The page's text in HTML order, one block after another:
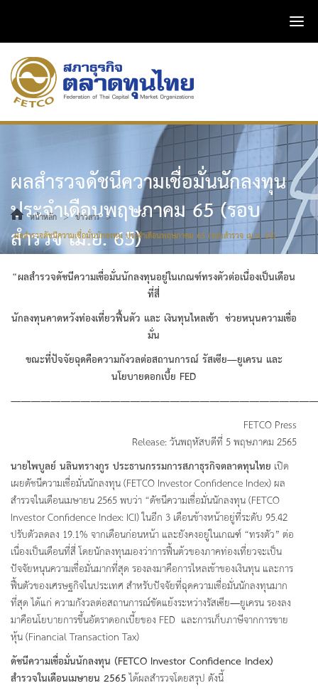
ผลสำรวจดัชนีความเชื่อมั่นนักลงทุน
ประจำเดือนพฤษภาคม 65 (รอบ
สำรวจ เม.ย. 65)
หน้าหลัก > ข่าวสาร >
ผลสำรวจดัชนีความเชื่อมั่นนักลงทุน ประจำเดือนพฤษภาคม 65 (รอบสำรวจ เม.ย. 65)
“ผลสำรวจดัชนีความเชื่อมั่นนักลงทุนอยู่ในเกณฑ์ทรงตัวต่อเนื่องเป็นเดือน
ที่สี่
นักลงทุนคาดหวังท่องเที่ยวฟื้นตัว และ เงินทุนไหลเข้า ช่วยหนุนความเชื่อ
มั่น
ขณะที่ปัจจัยฉุดคือความกังวลต่อสถานการณ์ รัสเซีย—ยูเครน และ
นโยบายดอกเบี้ย FED
FETCO Press
Release: วันพฤหัสบดีที่ 5 พฤษภาคม 2565
นายไพบูลย์ นลินทรางกูร ประธานกรรมการสภาธุรกิจตลาดทุนไทย เปิด
เผยดัชนีความเชื่อมั่นนักลงทุน (FETCO Investor Confidence Index) ผล
สำรวจในเดือนเมษายน 2565 พบว่า “ดัชนีความเชื่อมั่นนักลงทุน (FETCO
Investor Confidence Index: ICI) ในอีก 3 เดือนข้างหน้าอยู่ที่ระดับ 95.42
ปรับตัวลดลง 19.1% จากเดือนก่อนหน้า และยังคงอยู่ในเกณฑ์ “ทรงตัว” ต่อ
เนื่องเป็นเดือนที่สี่ โดยนักลงทุนมองว่าการฟื้นต้วของภาคท่องเที่ยวจะเป็น
ปัจจัยหนุนความเชื่อมั่นมากที่สุด รองลงมาคือการไหลเข้าของเงินทุน และการ
ฟื้นตัวของเศรษฐกิจในประเทศ สำหรับปัจจัยที่ฉุดความเชื่อมั่นนักลงทุนมาก
ที่สุด ได้แก่ ความกังวลต่อสถานการณ์ขัดแย้งระหว่างรัสเซีย—ยูเครน รองลง
มาคือนโยบายการขึ้นอัตราดอกเบี้ยของ FED และการเก็บภาษีจากการขาย
หุ้น (Financial Transaction Tax)
ดัชนีความเชื่อมั่นนักลงทุน (FETCO Investor Confidence Index)
สำรวจในเดือนเมษายน 2565ได้ผลสำรวจโดยสรุป ดังนี้